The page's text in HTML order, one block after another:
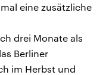
eine zusätzliche
drei Monate als
Berliner
im Herbst und